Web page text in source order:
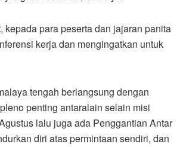
para peserta dan jajaran panita
kerja dan mengingatkan untuk
tengah berlangsung dengan
penting antaralain selain misi
lalu juga ada Penggantian Antar
diri atas permintaan sendiri, dan